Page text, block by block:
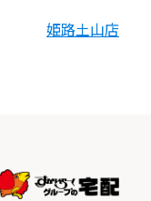
姫路土山店